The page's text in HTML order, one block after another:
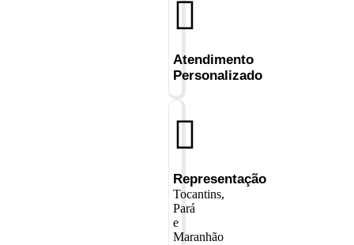
Atendimento
Personalizado
Representação
Tocantins,
Pará
e
Maranhão